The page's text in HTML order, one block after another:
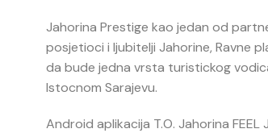
Jahorina Prestige kao jedan od
posjetioci i ljubitelji Jahorine, Ravne
da bude jedna vrsta turistickog
Istocnom Sarajevu.
Android aplikacija T.O. Jahorina FEEL